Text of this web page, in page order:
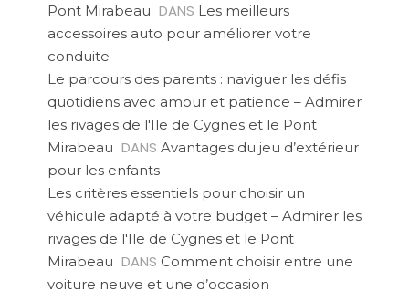
Pont Mirabeau DANS Les meilleurs
accessoires auto pour améliorer votre
conduite
Le parcours des parents : naviguer les défis
quotidiens avec amour et patience – Admirer
les rivages de l'Ile de Cygnes et le Pont
Mirabeau DANS Avantages du jeu d’extérieur
pour les enfants
Les critères essentiels pour choisir un
véhicule adapté à votre budget – Admirer les
rivages de l'Ile de Cygnes et le Pont
Mirabeau DANS Comment choisir entre une
voiture neuve et une d’occasion